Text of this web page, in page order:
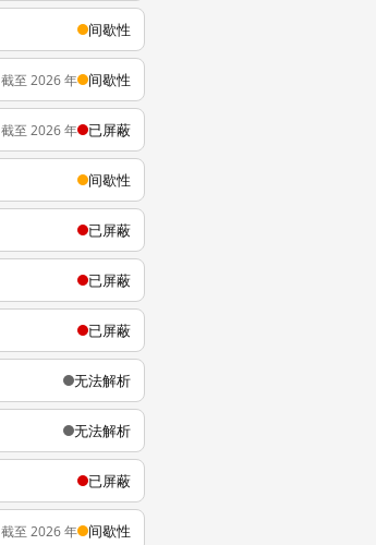
间歇性
截至 2026 年 间歇性
截至 2026 年 已屏蔽
间歇性
已屏蔽
已屏蔽
已屏蔽
无法解析
无法解析
已屏蔽
截至 2026 年 间歇性